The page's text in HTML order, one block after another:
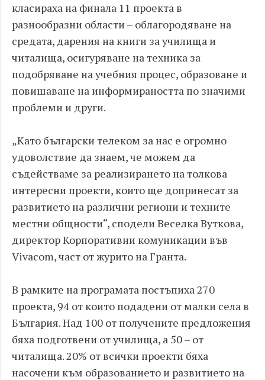
класираха на финала 11 проекта в
разнообразни области – облагородяване на
средата, дарения на книги за училища и
читалища, осигуряване на техника за
подобряване на учебния процес, образоване и
повишаване на информираността по значими
проблеми и други.
„Като български телеком за нас е огромно
удоволствие да знаем, че можем да
съдействаме за реализирането на толкова
интересни проекти, които ще допринесат за
развитието на различни региони и техните
местни общности“, сподели Веселка Вуткова,
директор Корпоративни комуникации във
Vivacom, част от журито на Гранта.
В рамките на програмата постъпиха 270
проекта, 94 от които подадени от малки села в
България. Над 100 от получените предложения
бяха подготвени от училища, а 50 – от
читалища. 20% от всички проекти бяха
насочени към образованието и развитието на